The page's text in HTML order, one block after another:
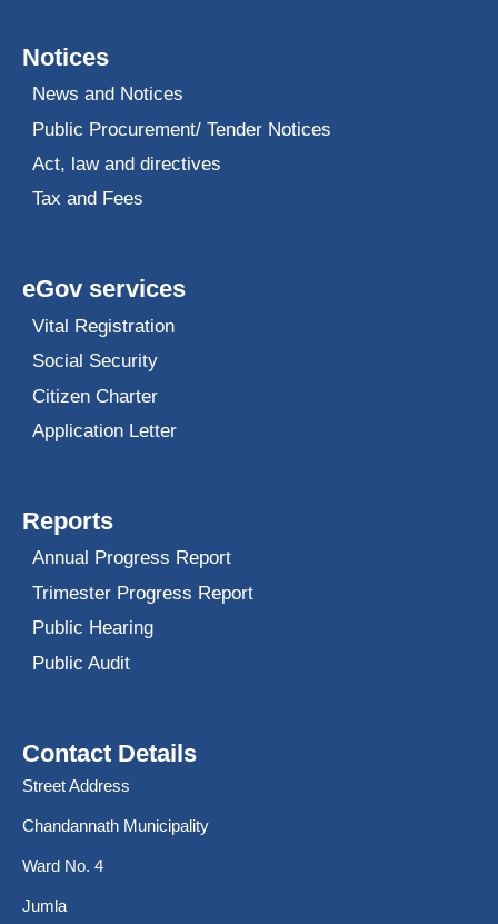
Notices
News and Notices
Public Procurement/ Tender Notices
Act, law and directives
Tax and Fees
eGov services
Vital Registration
Social Security
Citizen Charter
Application Letter
Reports
Annual Progress Report
Trimester Progress Report
Public Hearing
Public Audit
Contact Details
Street Address
Chandannath Municipality
Ward No. 4
Jumla